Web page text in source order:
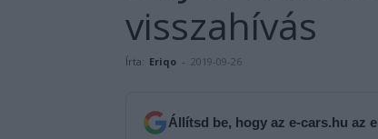
visszahívás
Írta: Eriqo - 2019-09-26
Állítsd be, hogy az e-cars.hu az